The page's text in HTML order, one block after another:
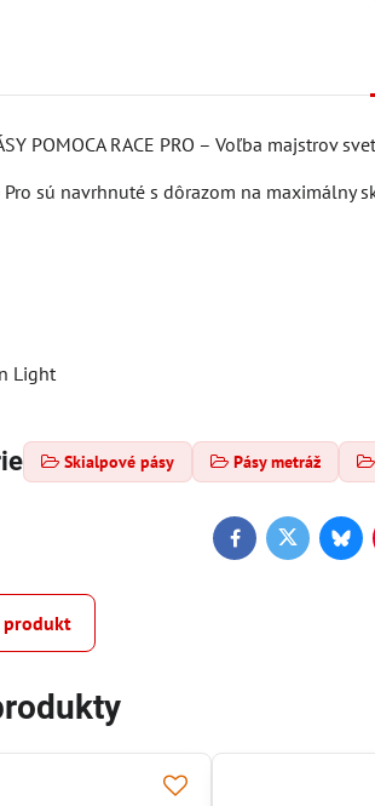
POMOCA RACE PRO – Voľba majstrov
Pro sú navrhnuté s dôrazom na
Light
Skialpové pásy Pásy metráž
FacebookTwitter
produkt